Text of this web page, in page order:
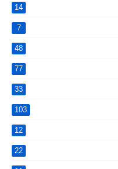
14
7
48
77
33
103
12
22